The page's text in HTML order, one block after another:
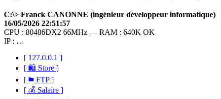
C:\> Franck CANONNE (ingénieur développeur informatique)
16/05/2026 22:51:57
CPU : 80486DX2 66MHz — RAM : 640K OK
IP : …
[ 127.0.0.1 ]
[ 🛍 Store ]
[
FTP ]
[ 💰 Salaire ]